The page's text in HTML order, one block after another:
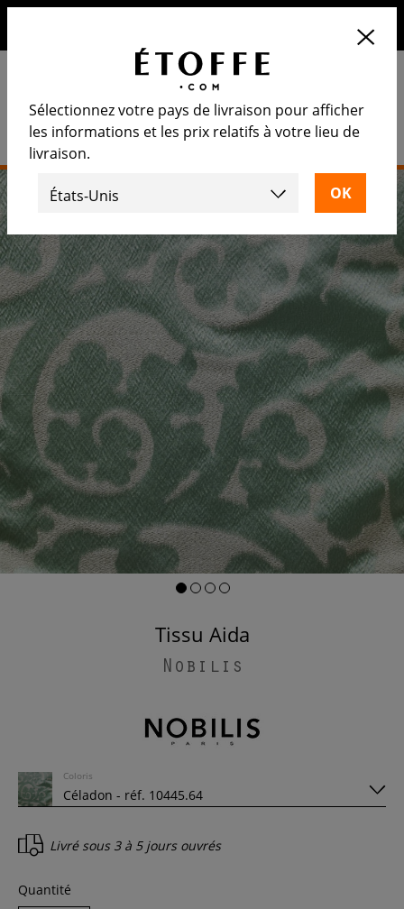
Tissu Aida
Nobilis
Coloris
Livré sous 3 à 5 jours ouvrés
Quantité
Sélectionnez votre pays de livraison pour afficher
les informations et les prix relatifs à votre lieu de
livraison.